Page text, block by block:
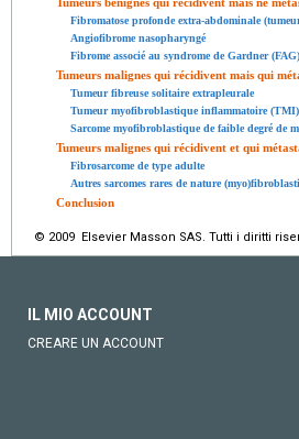
Fibromatose profonde extra-abdominale
Angiofibrome nasopharyngé
Fibrome associé au syndrome de Gardner (FAG)
Tumeurs malignes qui récidivent mais qui
Tumeur fibreuse solitaire extrapleurale
Tumeur myofibroblastique inflammatoire (TMI)
Sarcome myofibroblastique de faible degré de
Tumeurs malignes qui récidivent et qui
Fibrosarcome de type adulte
Autres sarcomes rares de nature
Conclusion
© 2009 Elsevier Masson SAS. Tutti i diritti
IL MIO ACCOUNT
CREARE UN ACCOUNT